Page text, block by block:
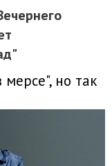
мерсе", но так